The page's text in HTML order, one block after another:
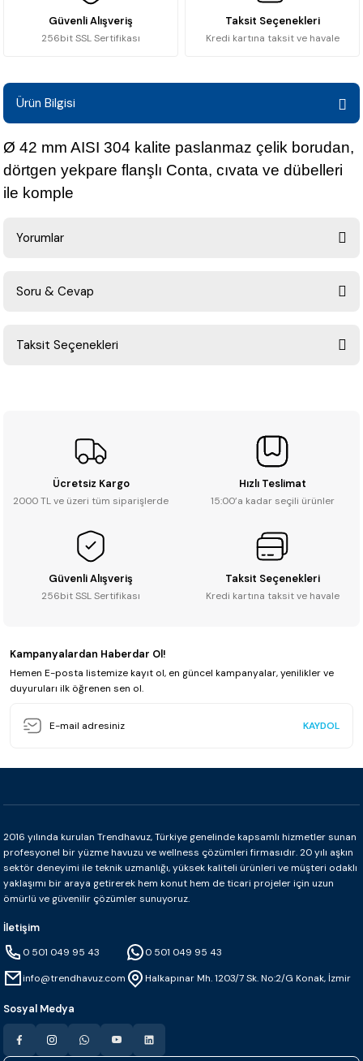
Güvenli Alışveriş
256bit SSL Sertifikası
Taksit Seçenekleri
Kredi kartına taksit ve havale
Ürün Bilgisi
Ø 42 mm AISI 304 kalite paslanmaz çelik borudan,
dörtgen yekpare flanşlı Conta, cıvata ve dübelleri
ile komple
Yorumlar
Soru & Cevap
Taksit Seçenekleri
Ücretsiz Kargo
2000 TL ve üzeri tüm siparişlerde
Hızlı Teslimat
15:00’a kadar seçili ürünler
Güvenli Alışveriş
256bit SSL Sertifikası
Taksit Seçenekleri
Kredi kartına taksit ve havale
Kampanyalardan Haberdar Ol!
Hemen E-posta listemize kayıt ol, en güncel kampanyalar, yenilikler ve
duyuruları ilk öğrenen sen ol.
KAYDOL
2016 yılında kurulan Trendhavuz, Türkiye genelinde kapsamlı hizmetler sunan
profesyonel bir yüzme havuzu ve wellness çözümleri firmasıdır. 20 yılı aşkın
sektör deneyimi ile teknik uzmanlığı, yüksek kaliteli ürünleri ve müşteri odaklı
yaklaşımı bir araya getirerek hem konut hem de ticari projeler için uzun
ömürlü ve güvenilir çözümler sunuyoruz.
İletişim
0 501 049 95 43
info@trendhavuz.com
0 501 049 95 43
Halkapınar Mh. 1203/7 Sk. No:2/G Konak, İzmir
Sosyal Medya